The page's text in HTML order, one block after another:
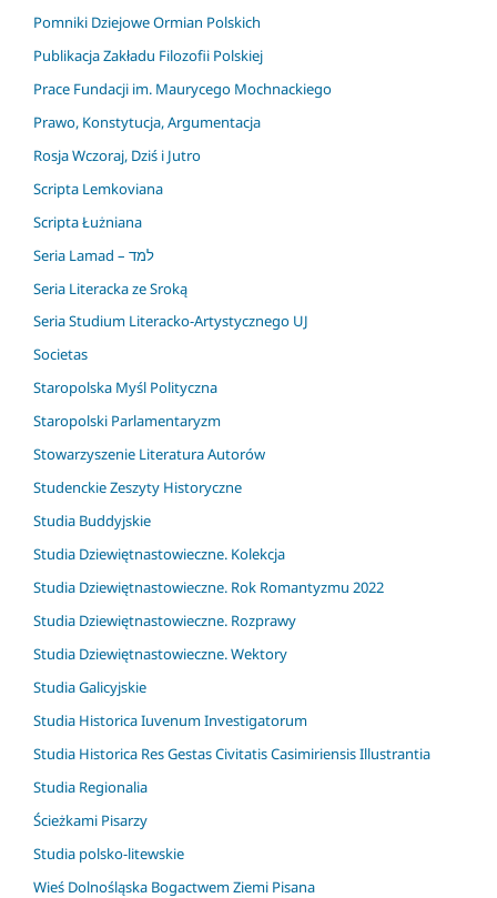
Pomniki Dziejowe Ormian Polskich
Publikacja Zakładu Filozofii Polskiej
Prace Fundacji im. Maurycego Mochnackiego
Prawo, Konstytucja, Argumentacja
Rosja Wczoraj, Dziś i Jutro
Scripta Lemkoviana
Scripta Łużniana
Seria Lamad – למד
Seria Literacka ze Sroką
Seria Studium Literacko-Artystycznego UJ
Societas
Staropolska Myśl Polityczna
Staropolski Parlamentaryzm
Stowarzyszenie Literatura Autorów
Studenckie Zeszyty Historyczne
Studia Buddyjskie
Studia Dziewiętnastowieczne. Kolekcja
Studia Dziewiętnastowieczne. Rok Romantyzmu 2022
Studia Dziewiętnastowieczne. Rozprawy
Studia Dziewiętnastowieczne. Wektory
Studia Galicyjskie
Studia Historica Iuvenum Investigatorum
Studia Historica Res Gestas Civitatis Casimiriensis Illustrantia
Studia Regionalia
Ścieżkami Pisarzy
Studia polsko-litewskie
Wieś Dolnośląska Bogactwem Ziemi Pisana